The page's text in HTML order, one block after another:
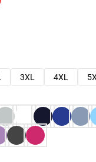
3XL 4XL